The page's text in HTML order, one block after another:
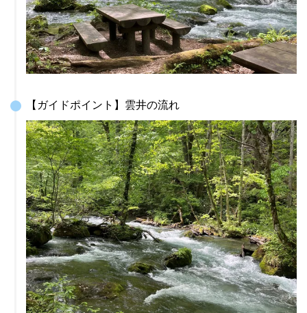
【ガイドポイント】雲井の流れ